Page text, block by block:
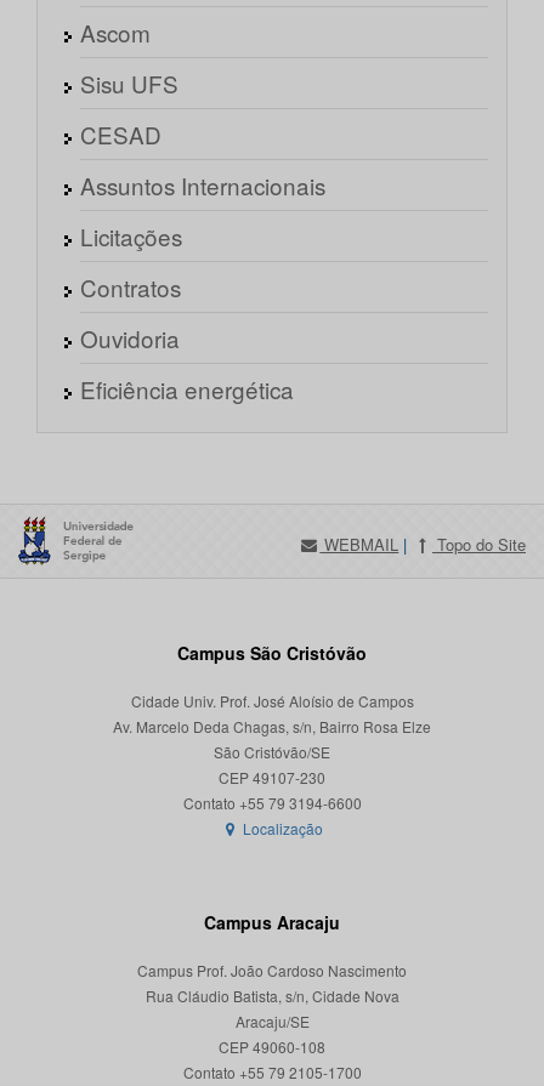
Ascom
Sisu UFS
CESAD
Assuntos Internacionais
Licitações
Contratos
Ouvidoria
Eficiência energética
WEBMAIL | Topo do Site
Campus São Cristóvão
Cidade Univ. Prof. José Aloísio de Campos
Av. Marcelo Deda Chagas, s/n, Bairro Rosa Elze
São Cristóvão/SE
CEP 49107-230
Localização
Campus Aracaju
Campus Prof. João Cardoso Nascimento
Rua Cláudio Batista, s/n, Cidade Nova
Aracaju/SE
CEP 49060-108